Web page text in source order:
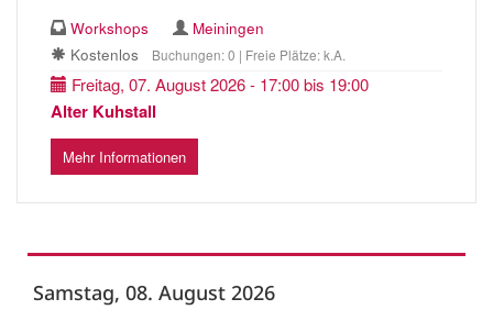
Workshops
Meiningen
Kostenlos
Buchungen: 0 | Freie Plätze: k.A.
Freitag, 07. August 2026 - 17:00 bis 19:00
Alter Kuhstall
Mehr Informationen
Samstag, 08. August 2026